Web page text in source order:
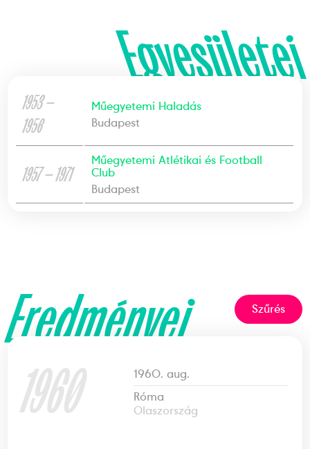
Egyesületei
1953 —
1956
Műegyetemi Haladás
Budapest
1957 — 1971
Műegyetemi Atlétikai és Football
Club
Budapest
Eredményei Szűrés
1960
1960. aug.
Róma
Olaszország